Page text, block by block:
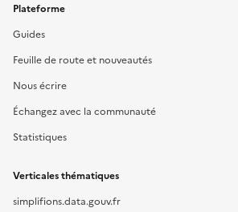
Plateforme
Guides
Feuille de route et nouveautés
Nous écrire
Échangez avec la communauté
Statistiques
Verticales thématiques
simplifions.data.gouv.fr